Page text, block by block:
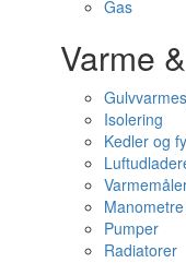
Gas
Varme
Isolering
Kedler og
Pumper
Radiatorer